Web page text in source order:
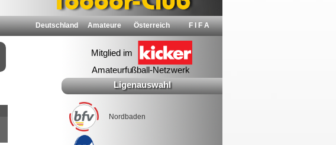
Deutschland Amateure Österreich F I F A
Ligenauswahl
Nordbaden